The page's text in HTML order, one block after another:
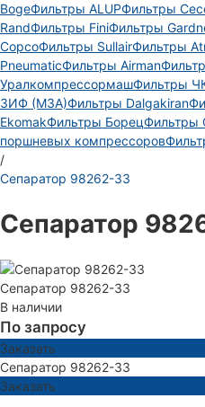
BogeФильтры ALUPФильтры
RandФильтры FiniФильтры
CopcoФильтры SullairФильтры
PneumaticФильтры Airman
УралкомпрессормашФильтры
ЗИФ (МЗА)Фильтры Dalgakiran
EkomakФильтры БорецФильтры
поршневых компрессоров
/
Сепаратор 98262-33
Сепаратор
Сепаратор 98262-33
В наличии
По запросу
Заказать
Сепаратор 98262-33
Заказать